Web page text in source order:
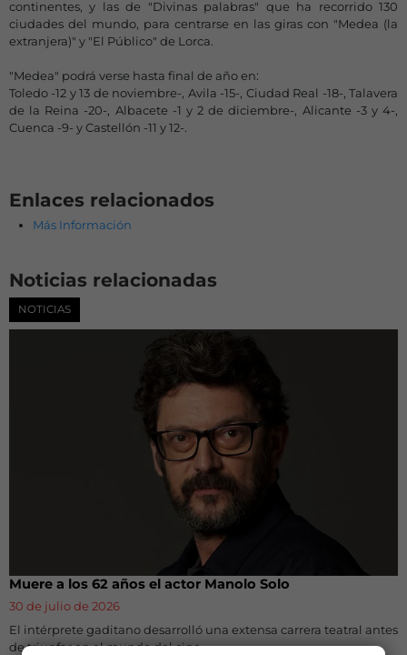
continentes, y las de "Divinas palabras" que ha recorrido 130
ciudades del mundo, para centrarse en las giras con "Medea (la
extranjera)" y "El Público" de Lorca.
"Medea" podrá verse hasta final de año en:
Toledo -12 y 13 de noviembre-, Avila -15-, Ciudad Real -18-, Talavera
de la Reina -20-, Albacete -1 y 2 de diciembre-, Alicante -3 y 4-,
Cuenca -9- y Castellón -11 y 12-.
Enlaces relacionados
Más Información
Noticias relacionadas
NOTICIAS
Muere a los 62 años el actor Manolo Solo
30 de julio de 2026
El intérprete gaditano desarrolló una extensa carrera teatral antes
de triunfar en el mundo del cine.